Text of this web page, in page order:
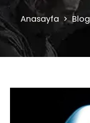
Kampanyalar
Anasayfa Blog